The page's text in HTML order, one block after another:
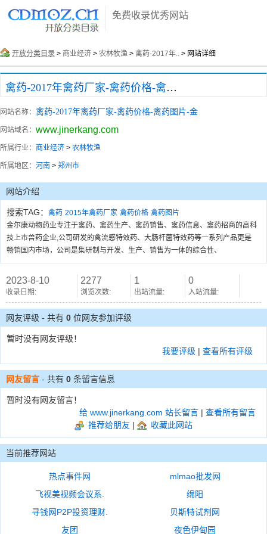
免费收录优秀网站
开放分类目录 > 商业经济 > 农林牧渔 > 禽药-2017年.. > 网站详细
禽药-2017年禽药厂家-禽药价格-禽药图片-金
网站名称： 禽药-2017年禽药厂家-禽药价格-禽药图片-金
网站域名： www.jinerkang.com
所属行业： 商业经济 > 农林牧渔
所属地区： 河南 > 郑州市
网站介绍
搜索TAG： 禽药 2015年禽药厂家 禽药价格 禽药图片
金尔康动物药业专注于禽药、禽药生产、禽药销售、禽药信息、禽药招商的高科
技上市兽药企业,公司研发的禽流感特效药、大肠杆菌特效药等一系列产品更是
畅销国内市场，公司是集研制与开发、生产、销售为一体的综合性、
2023-8-10
收录日期:
2277
浏览次数:
1
出站流量:
0
入站流量:
网友评级 - 共有 0 位网友参加评级
暂时没有网友评级！
我要评级 | 查看所有评级
网友留言 - 共有 0 条留言信息
暂时没有网友留言！
给 www.jinerkang.com 站长留言 | 查看所有留言
推荐给朋友 | 收藏此网站
当前推荐网站
热点事件网
mlmao批发网
飞视美视频会议系.
绵阳
寻钱网P2P投资理财.
贝斯特试剂网
友团
夜色伊甸园